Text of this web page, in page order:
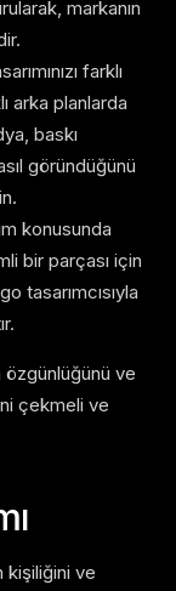
markanın
farklı
arka planlarda
baskı
göründüğünü
konusunda
bir parçası için
tasarımcısıyla
özgünlüğünü ve
çekmeli ve
kişiliğini ve